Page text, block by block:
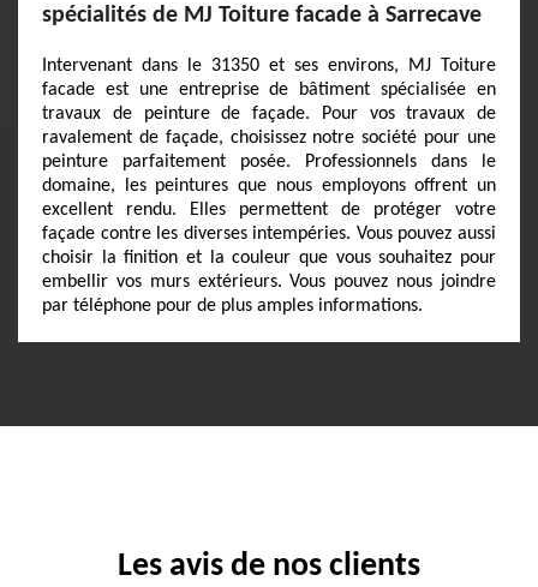
spécialités de MJ Toiture facade à Sarrecave
Intervenant dans le 31350 et ses environs, MJ Toiture
facade est une entreprise de bâtiment spécialisée en
travaux de peinture de façade. Pour vos travaux de
ravalement de façade, choisissez notre société pour une
peinture parfaitement posée. Professionnels dans le
domaine, les peintures que nous employons offrent un
excellent rendu. Elles permettent de protéger votre
façade contre les diverses intempéries. Vous pouvez aussi
choisir la finition et la couleur que vous souhaitez pour
embellir vos murs extérieurs. Vous pouvez nous joindre
par téléphone pour de plus amples informations.
Les avis de nos clients